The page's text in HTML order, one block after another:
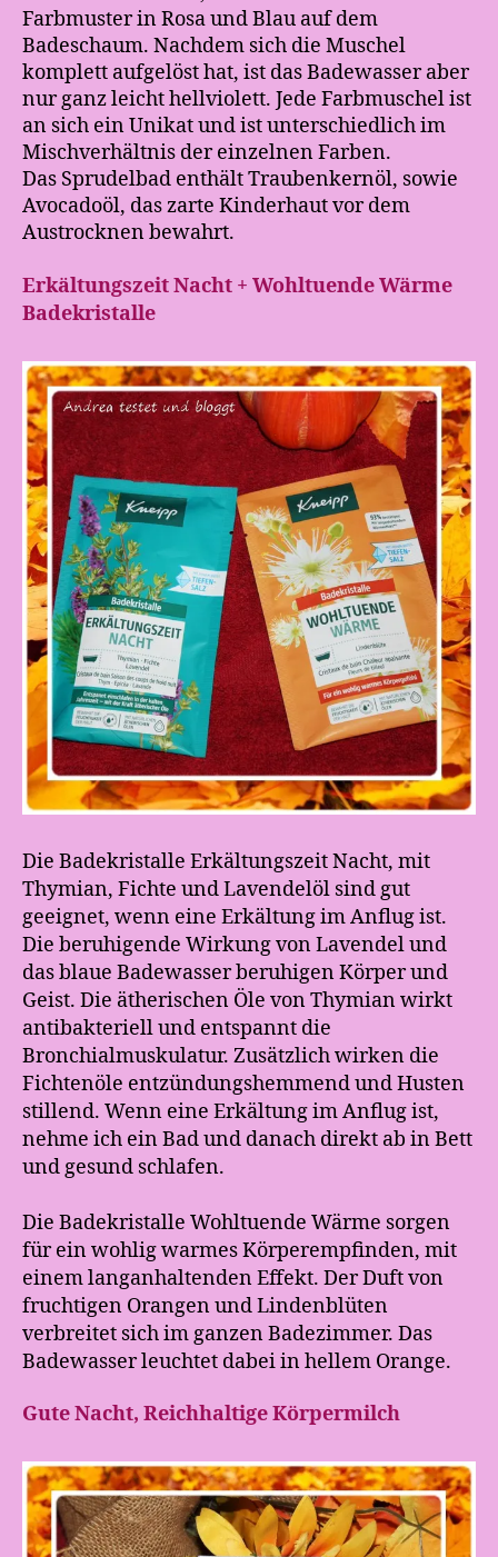
Farbmuster in Rosa und Blau auf dem
Badeschaum. Nachdem sich die Muschel
komplett aufgelöst hat, ist das Badewasser aber
nur ganz leicht hellviolett. Jede Farbmuschel ist
an sich ein Unikat und ist unterschiedlich im
Mischverhältnis der einzelnen Farben.
Das Sprudelbad enthält Traubenkernöl, sowie
Avocadoöl, das zarte Kinderhaut vor dem
Austrocknen bewahrt.
Erkältungszeit Nacht + Wohltuende Wärme
Badekristalle
Die Badekristalle Erkältungszeit Nacht, mit
Thymian, Fichte und Lavendelöl sind gut
geeignet, wenn eine Erkältung im Anflug ist.
Die beruhigende Wirkung von Lavendel und
das blaue Badewasser beruhigen Körper und
Geist. Die ätherischen Öle von Thymian wirkt
antibakteriell und entspannt die
Bronchialmuskulatur. Zusätzlich wirken die
Fichtenöle entzündungshemmend und Husten
stillend. Wenn eine Erkältung im Anflug ist,
nehme ich ein Bad und danach direkt ab in Bett
und gesund schlafen.
Die Badekristalle Wohltuende Wärme sorgen
für ein wohlig warmes Körperempfinden, mit
einem langanhaltenden Effekt. Der Duft von
fruchtigen Orangen und Lindenblüten
verbreitet sich im ganzen Badezimmer. Das
Badewasser leuchtet dabei in hellem Orange.
Gute Nacht, Reichhaltige Körpermilch